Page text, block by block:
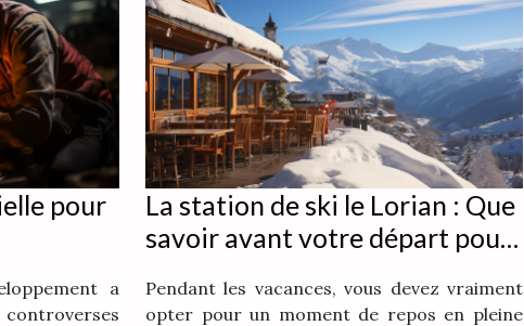
pour
a
La station de ski le Lorian : Que
savoir avant votre départ pour
Pendant les vacances, vous devez vraiment
opter pour un moment de repos en pleine